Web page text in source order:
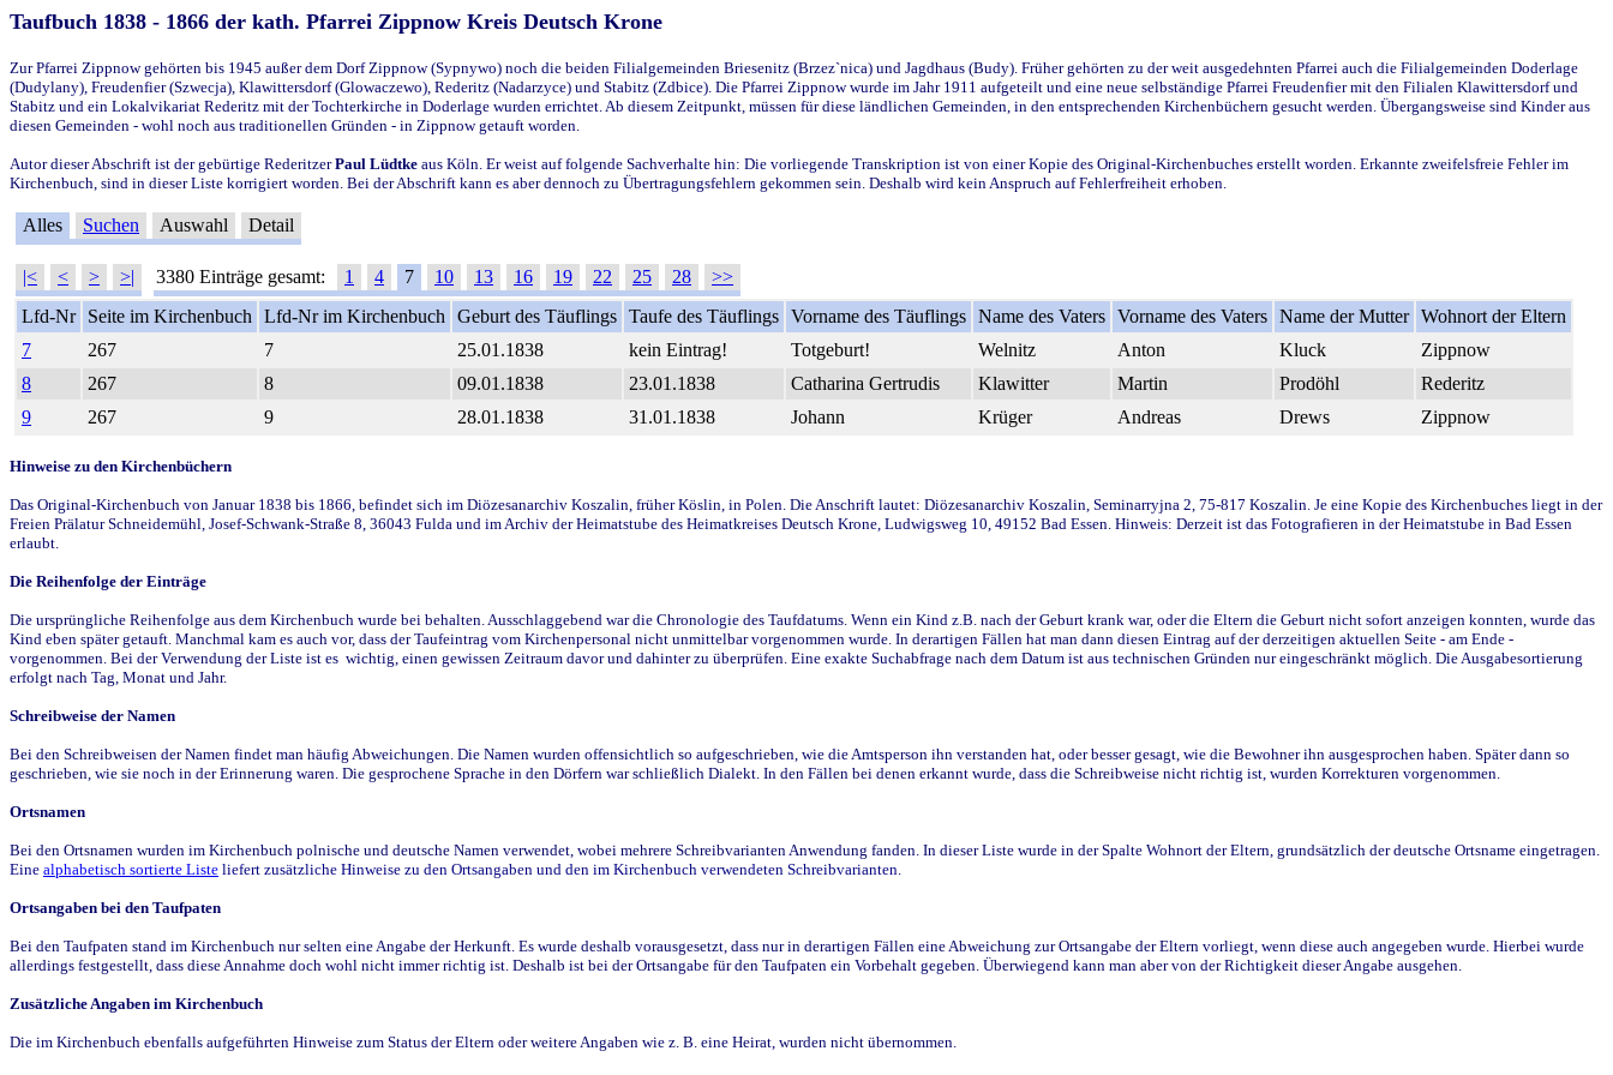
Taufbuch 1838 - 1866 der kath. Pfarrei Zippnow Kreis Deutsch Krone
Zur Pfarrei Zippnow gehörten bis 1945 außer dem Dorf Zippnow (Sypnywo) noch die beiden Filialgemeinden Briesenitz (Brzez`nica) und Jagdhaus (Budy). Früher gehörten zu der weit ausgedehnten Pfarrei auch die Filialgemeinden Doderlage
(Dudylany), Freudenfier (Szwecja), Klawittersdorf (Glowaczewo), Rederitz (Nadarzyce) und Stabitz (Zdbice). Die Pfarrei Zippnow wurde im Jahr 1911 aufgeteilt und eine neue selbständige Pfarrei Freudenfier mit den Filialen Klawittersdorf und
Stabitz und ein Lokalvikariat Rederitz mit der Tochterkirche in Doderlage wurden errichtet. Ab diesem Zeitpunkt, müssen für diese ländlichen Gemeinden, in den entsprechenden Kirchenbüchern gesucht werden. Übergangsweise sind Kinder aus
diesen Gemeinden - wohl noch aus traditionellen Gründen - in Zippnow getauft worden.
Autor dieser Abschrift ist der gebürtige RederitzerPaul Lüdtke aus Köln. Er weist auf folgende Sachverhalte hin: Die vorliegende Transkription ist von einer Kopie des Original-Kirchenbuches erstellt worden. Erkannte zweifelsfreie Fehler im
Kirchenbuch, sind in dieser Liste korrigiert worden. Bei der Abschrift kann es aber dennoch zu Übertragungsfehlern gekommen sein. Deshalb wird kein Anspruch auf Fehlerfreiheit erhoben.
Alles Suchen Auswahl Detail
|< < > >| 3380 Einträge gesamt: 1 4 7 10 13 16 19 22 25 28
>>
Lfd-Nr
Seite im Kirchenbuch Lfd-Nr im Kirchenbuch Geburt des Täuflings Taufe des Täuflings Vorname des Täuflings Name des Vaters Vorname des Vaters Name der Mutter Wohnort der Eltern
7
267 7 25.01.1838 kein Eintrag! Totgeburt! Welnitz Anton Kluck
Zippnow
8
267 8 09.01.1838 23.01.1838 Catharina Gertrudis Klawitter Martin Prodöhl
Rederitz
9
267 9 28.01.1838 31.01.1838 Johann Krüger Andreas Drews Zippnow
Hinweise zu den Kirchenbüchern
Das Original-Kirchenbuch von Januar 1838 bis 1866, befindet sich im Diözesanarchiv Koszalin, früher Köslin, in Polen. Die Anschrift lautet: Diözesanarchiv Koszalin, Seminarryjna 2, 75-817 Koszalin. Je eine Kopie des Kirchenbuches liegt in der
Freien Prälatur Schneidemühl, Josef-Schwank-Straße 8, 36043 Fulda und im Archiv der Heimatstube des Heimatkreises Deutsch Krone, Ludwigsweg 10, 49152 Bad Essen. Hinweis: Derzeit ist das Fotografieren in der Heimatstube in Bad Essen
erlaubt.
Die Reihenfolge der Einträge
Die ursprüngliche Reihenfolge aus dem Kirchenbuch wurde bei behalten. Ausschlaggebend war die Chronologie des Taufdatums. Wenn ein Kind z.B. nach der Geburt krank war, oder die Eltern die Geburt nicht sofort anzeigen konnten, wurde das
Kind eben später getauft. Manchmal kam es auch vor, dass der Taufeintrag vom Kirchenpersonal nicht unmittelbar vorgenommen wurde. In derartigen Fällen hat man dann diesen Eintrag auf der derzeitigen aktuellen Seite - am Ende -
vorgenommen. Bei der Verwendung der Liste ist es wichtig, einen gewissen Zeitraum davor und dahinter zu überprüfen. Eine exakte Suchabfrage nach dem Datum ist aus technischen Gründen nur eingeschränkt möglich. Die Ausgabesortierung
erfolgt nach Tag, Monat und Jahr.
Schreibweise der Namen
Bei den Schreibweisen der Namen findet man häufig Abweichungen. Die Namen wurden offensichtlich so aufgeschrieben, wie die Amtsperson ihn verstanden hat, oder besser gesagt, wie die Bewohner ihn ausgesprochen haben. Später dann so
geschrieben, wie sie noch in der Erinnerung waren. Die gesprochene Sprache in den Dörfern war schließlich Dialekt. In den Fällen bei denen erkannt wurde, dass die Schreibweise nicht richtig ist, wurden Korrekturen vorgenommen.
Ortsnamen
Bei den Ortsnamen wurden im Kirchenbuch polnische und deutsche Namen verwendet, wobei mehrere Schreibvarianten Anwendung fanden. In dieser Liste wurde in der Spalte Wohnort der Eltern, grundsätzlich der deutsche Ortsname eingetragen.
Eine alphabetisch sortierte Liste liefert zusätzliche Hinweise zu den Ortsangaben und den im Kirchenbuch verwendeten Schreibvarianten.
Ortsangaben bei den Taufpaten
Bei den Taufpaten stand im Kirchenbuch nur selten eine Angabe der Herkunft. Es wurde deshalb vorausgesetzt, dass nur in derartigen Fällen eine Abweichung zur Ortsangabe der Eltern vorliegt, wenn diese auch angegeben wurde. Hierbei wurde
allerdings festgestellt, dass diese Annahme doch wohl nicht immer richtig ist. Deshalb ist bei der Ortsangabe für den Taufpaten ein Vorbehalt gegeben. Überwiegend kann man aber von der Richtigkeit dieser Angabe ausgehen.
Zusätzliche Angaben im Kirchenbuch
Die im Kirchenbuch ebenfalls aufgeführten Hinweise zum Status der Eltern oder weitere Angaben wie z. B. eine Heirat, wurden nicht übernommen.